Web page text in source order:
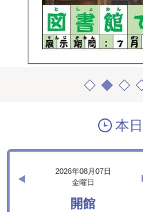
本
2026年08月07日
金曜日
開館